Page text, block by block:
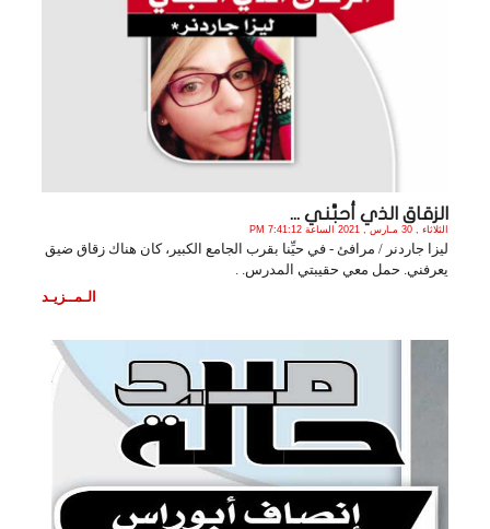
الزقاق الذي أحبَّني ...
الثلاثاء , 30 مـارس , 2021 الساعة 7:41:12 PM
ليزا جاردنر / مرافئ - في حيِّنا بقرب الجامع الكبير، كان هناك زقاق ضيق
يعرفني. حمل معي حقيبتي المدرس. .
الـمــزيـد